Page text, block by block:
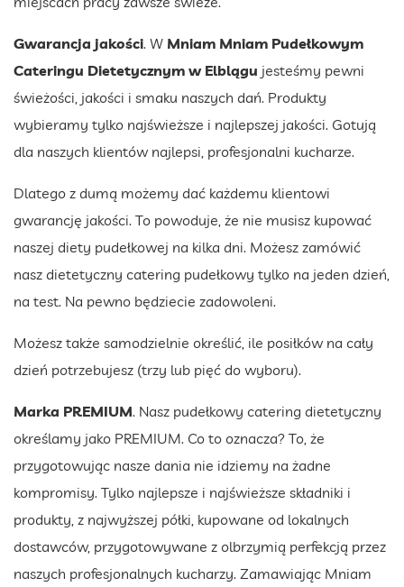
Gwarancja jakości. W Mniam Mniam Pudełkowym
Cateringu Dietetycznym w Elblągu jesteśmy pewni
świeżości, jakości i smaku naszych dań. Produkty
wybieramy tylko najświeższe i najlepszej jakości. Gotują
dla naszych klientów najlepsi, profesjonalni kucharze.
Dlatego z dumą możemy dać każdemu klientowi
gwarancję jakości. To powoduje, że nie musisz kupować
naszej diety pudełkowej na kilka dni. Możesz zamówić
nasz dietetyczny catering pudełkowy tylko na jeden dzień,
na test. Na pewno będziecie zadowoleni.
Możesz także samodzielnie określić, ile posiłków na cały
dzień potrzebujesz (trzy lub pięć do wyboru).
Marka PREMIUM. Nasz pudełkowy catering dietetyczny
określamy jako PREMIUM. Co to oznacza? To, że
przygotowując nasze dania nie idziemy na żadne
kompromisy. Tylko najlepsze i najświeższe składniki i
produkty, z najwyższej półki, kupowane od lokalnych
dostawców, przygotowywane z olbrzymią perfekcją przez
naszych profesjonalnych kucharzy. Zamawiając Mniam